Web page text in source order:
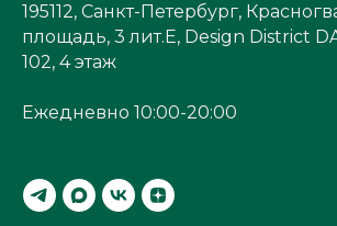
195112, Санкт-Петербург,
площадь, 3 лит.Е, Design District
102, 4 этаж
Ежедневно 10:00-20:00